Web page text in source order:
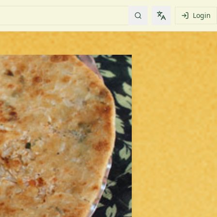
Change Login